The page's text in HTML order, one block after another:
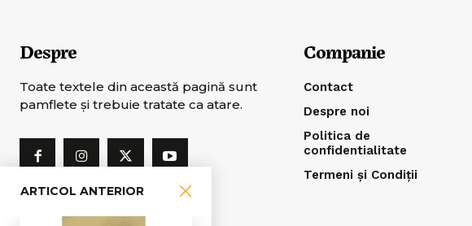
ARTICOL ANTERIOR
Despre
Toate textele din această pagină sunt
pamflete şi trebuie tratate ca atare.
Companie
Contact
Despre noi
Politica de
confidentialitate
Termeni și Condiții